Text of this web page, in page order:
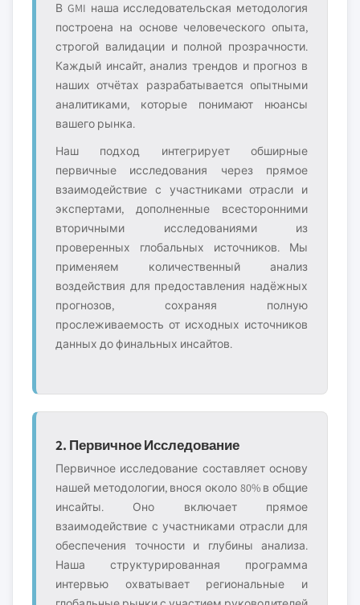
В GMI наша исследовательская методология
построена на основе человеческого опыта,
строгой валидации и полной прозрачности.
Каждый инсайт, анализ трендов и прогноз в
наших отчётах разрабатывается опытными
аналитиками, которые понимают нюансы
вашего рынка.
Наш подход интегрирует обширные
первичные исследования через прямое
взаимодействие с участниками отрасли и
экспертами, дополненные всесторонними
вторичными исследованиями из
проверенных глобальных источников. Мы
применяем количественный анализ
воздействия для предоставления надёжных
прогнозов, сохраняя полную
прослеживаемость от исходных источников
данных до финальных инсайтов.
2. Первичное Исследование
Первичное исследование составляет основу
нашей методологии, внося около 80% в общие
инсайты. Оно включает прямое
взаимодействие с участниками отрасли для
обеспечения точности и глубины анализа.
Наша структурированная программа
интервью охватывает региональные и